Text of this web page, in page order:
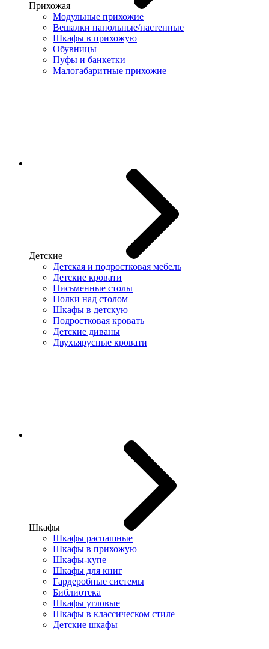
Прихожая
Модульные прихожие
Вешалки напольные/настенные
Шкафы в прихожую
Обувницы
Пуфы и банкетки
Малогабаритные прихожие
Детские
Детская и подростковая мебель
Детские кровати
Письменные столы
Полки над столом
Шкафы в детскую
Подростковая кровать
Детские диваны
Двухъярусные кровати
Шкафы
Шкафы распашные
Шкафы в прихожую
Шкафы-купе
Шкафы для книг
Гардеробные системы
Библиотека
Шкафы угловые
Шкафы в классическом стиле
Детские шкафы